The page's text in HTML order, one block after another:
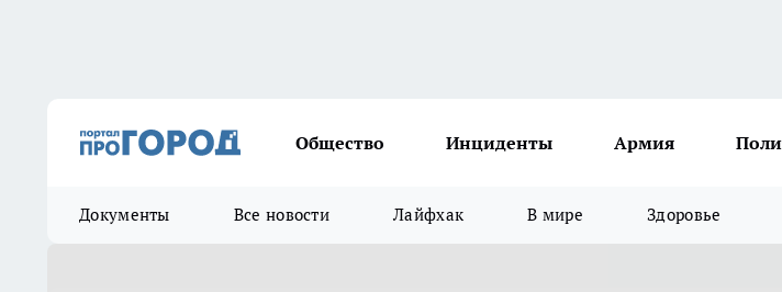
Общество Инциденты Армия
Документы Все новости Лайфхак В мире Здоровье